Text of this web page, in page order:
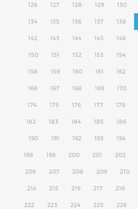
126 127 128 129 130
134 135 136 137 138
142 143 144 145 146
150 151 152 153 154
158 159 160 161 162
166 167 168 169 170
174 175 176 177 178
182 183 184 185 186
190 191 192 193 194
198 199 200 201 202
206 207 208 209 210
214 215 216 217 218
222 223 224 225 226